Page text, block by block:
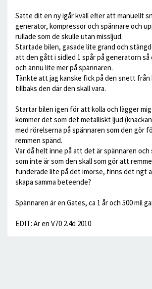
Satte dit en ny igår kväll efter att manuellt
generator, kompressor och spännare och
rullade som de skulle utan missljud.
Startade bilen, gasade lite grand och
att den gått i sidled 1 spår på generatorn så
och ännu lite mer på spännaren.
Tänkte att jag kanske fick på den snett från
tillbaks den där den skall vara.
Startar bilen igen för att kolla och lägger
kommer det som det metalliskt ljud
med rörelserna på spännaren som den gör
remmen spänd.
Var då helt inne på att det är spännaren
som inte är som den skall som gör att
funderade lite på det imorse, finns det ngt
skapa samma beteende?
Spännaren är en Gates, ca 1 år och 500 mil
EDIT: Är en V70 2.4d 2010